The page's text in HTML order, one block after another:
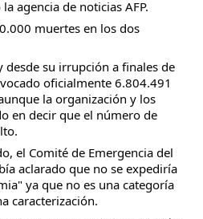
agencia de noticias AFP.
muertes en los dos
desde su irrupción a finales de
oficialmente 6.804.491
la organización y los
en decir que el número de
el Comité de Emergencia del
aclarado que no se expediría
ya que no es una categoría
caracterización.